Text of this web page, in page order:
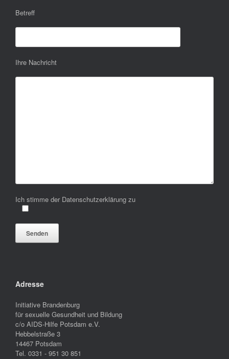
Betreff
Ihre Nachricht
Ich stimme der Datenschutzerklärung zu
Bitte lasse dieses Feld leer.
Adresse
Initiative Brandenburg
für sexuelle Gesundheit und Bildung
c/o AIDS-Hilfe Potsdam e.V.
Hebbelstraße 3
14467 Potsdam
Tel. 0331 - 951 30 851